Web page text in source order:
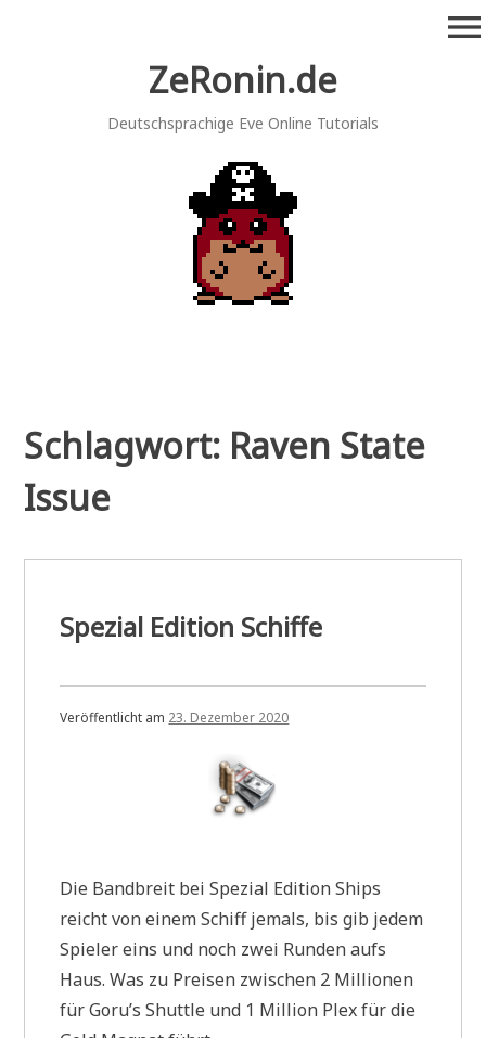
ZeRonin.de
Deutschsprachige Eve Online Tutorials
menu
Schlagwort: Raven State
Issue
Spezial Edition Schiffe
Veröffentlicht am 23. Dezember 2020
Die Bandbreit bei Spezial Edition Ships
reicht von einem Schiff jemals, bis gib jedem
Spieler eins und noch zwei Runden aufs
Haus. Was zu Preisen zwischen 2 Millionen
für Goru’s Shuttle und 1 Million Plex für die